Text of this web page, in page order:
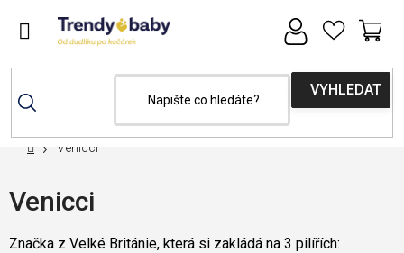
DomůVenicci
Venicci
Značka z Velké Británie, která si zakládá na 3 pilířích: